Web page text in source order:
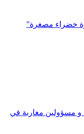
خضراء مصغرة”
مسؤولين مغاربة في